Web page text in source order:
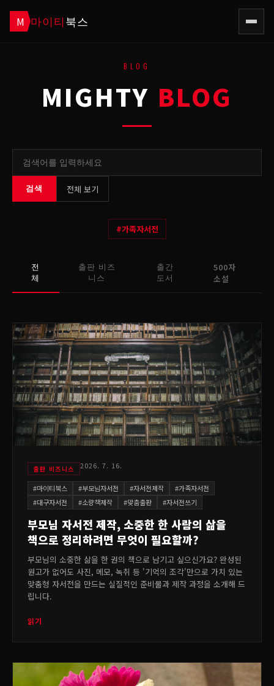
M 마이티북스
BLOG
MIGHTY BLOG
검색 전체 보기
#가족자서전
전
체
출판 비즈
니스
출간
도서
500자
소설
출판 비즈니스 2026. 7. 16.
#마이티북스 #부모님자서전 #자서전제작 #가족자서전
#대구자서전 #소량책제작 #맞춤출판 #자서전쓰기
부모님 자서전 제작, 소중한 한 사람의 삶을
책으로 정리하려면 무엇이 필요할까?
부모님의 소중한 삶을 한 권의 책으로 남기고 싶으신가요? 완성된
원고가 없어도 사진, 메모, 녹취 등 '기억의 조각'만으로 가치 있는
맞춤형 자서전을 만드는 실질적인 준비물과 제작 과정을 소개해 드
립니다.
읽기